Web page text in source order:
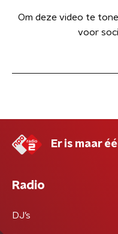
Om deze video te
voor
Er is maar
Radio
DJ’s